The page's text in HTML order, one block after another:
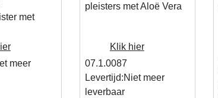
met
meer
pleisters met Aloë Vera
Klik hier
07.1.0087
Levertijd:Niet meer
leverbaar